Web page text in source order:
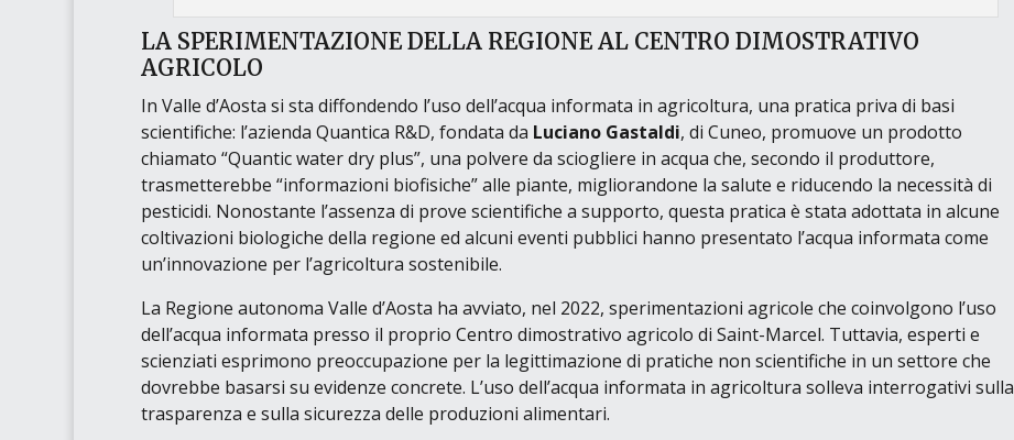
LA SPERIMENTAZIONE DELLA REGIONE AL CENTRO DIMOSTRATIVO
AGRICOLO
In Valle d’Aosta si sta diffondendo l’uso dell’acqua informata in agricoltura, una pratica priva di basi
scientifiche: l’azienda Quantica R&D, fondata da Luciano Gastaldi, di Cuneo, promuove un prodotto
chiamato “Quantic water dry plus”, una polvere da sciogliere in acqua che, secondo il produttore,
trasmetterebbe “informazioni biofisiche”alle piante, migliorandone la salute e riducendo la necessità di
pesticidi. Nonostante l’assenza di prove scientifiche a supporto, questa pratica è stata adottata in alcune
coltivazioni biologiche della regione ed alcuni eventi pubblici hanno presentato l’acqua informata come
un’innovazione per l’agricoltura sostenibile.
La Regione autonoma Valle d’Aosta ha avviato, nel 2022, sperimentazioni agricole che coinvolgono l’uso
dell’acqua informata presso il proprio Centro dimostrativo agricolo di Saint-Marcel. Tuttavia, esperti e
scienziati esprimono preoccupazione per la legittimazione di pratiche non scientifiche in un settore che
dovrebbe basarsi su evidenze concrete. L’uso dell’acqua informata in agricoltura solleva interrogativi sulla
trasparenza e sulla sicurezza delle produzioni alimentari.